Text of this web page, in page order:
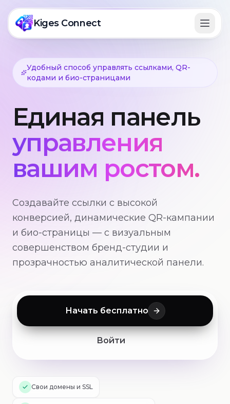
Kiges Connect
Динамические QR-коды
Bio-страницы
Умные редиректы
Аналитика кампаний
Бесплатные инструменты
Фокусируйся с Kiges FM
Удобный способ управлять ссылками, QR-
кодами и био-страницами
Единая панель
управления
вашим ростом.
Создавайте ссылки с высокой
конверсией, динамические QR-кампании
и био-страницы — с визуальным
совершенством бренд-студии и
прозрачностью аналитической панели.
Начать бесплатно
Войти
Свои домены и SSL